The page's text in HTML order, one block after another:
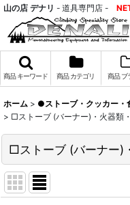
山の店 デナリ - 道具専門店 -
商品 キーワード 商品 カテゴリ 商品 ブ
ホーム > ●ストーブ・クッカー・
> □ストーブ (バーナー)・火器類
□ストーブ (バーナー)